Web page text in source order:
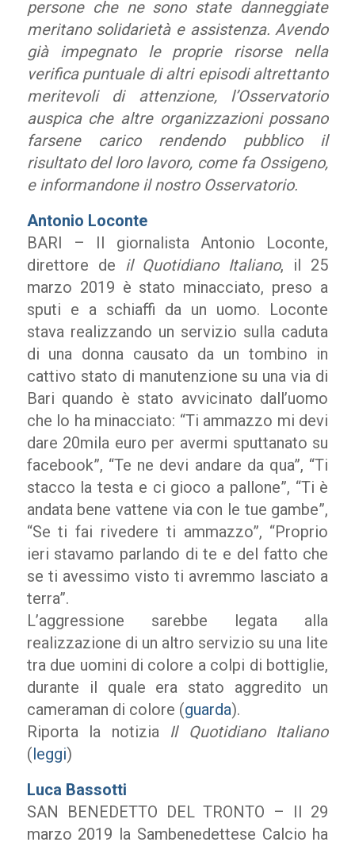
persone che ne sono state danneggiate
meritano solidarietà e assistenza. Avendo
già impegnato le proprie risorse nella
verifica puntuale di altri episodi altrettanto
meritevoli di attenzione, l’Osservatorio
auspica che altre organizzazioni possano
farsene carico rendendo pubblico il
risultato del loro lavoro, come fa Ossigeno,
e informandone il nostro Osservatorio.
Antonio Loconte
BARI – Il giornalista Antonio Loconte,
direttore de il Quotidiano Italiano, il 25
marzo 2019 è stato minacciato, preso a
sputi e a schiaffi da un uomo. Loconte
stava realizzando un servizio sulla caduta
di una donna causato da un tombino in
cattivo stato di manutenzione su una via di
Bari quando è stato avvicinato dall’uomo
che lo ha minacciato: “Ti ammazzo mi devi
dare 20mila euro per avermi sputtanato su
facebook”, “Te ne devi andare da qua”, “Ti
stacco la testa e ci gioco a pallone”, “Ti è
andata bene vattene via con le tue gambe”,
“Se ti fai rivedere ti ammazzo”, “Proprio
ieri stavamo parlando di te e del fatto che
se ti avessimo visto ti avremmo lasciato a
terra”.
L’aggressione sarebbe legata alla
realizzazione di un altro servizio su una lite
tra due uomini di colore a colpi di bottiglie,
durante il quale era stato aggredito un
cameraman di colore (guarda).
Riporta la notizia Il Quotidiano Italiano
(leggi)
Luca Bassotti
SAN BENEDETTO DEL TRONTO – Il 29
marzo 2019 la Sambenedettese Calcio ha